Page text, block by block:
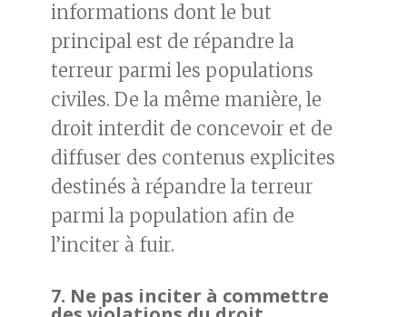
informations dont le but
principal est de répandre la
terreur parmi les populations
civiles. De la même manière, le
droit interdit de concevoir et de
diffuser des contenus explicites
destinés à répandre la terreur
parmi la population afin de
l’inciter à fuir.
7. Ne pas inciter à commettre